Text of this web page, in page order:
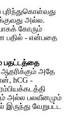
அல்ல.
கோரும்
பதில் - என்பதை
பதட்டத்தை
அதே
hCG -
அல்ல பலவீனமும்
வேறுபட்ட